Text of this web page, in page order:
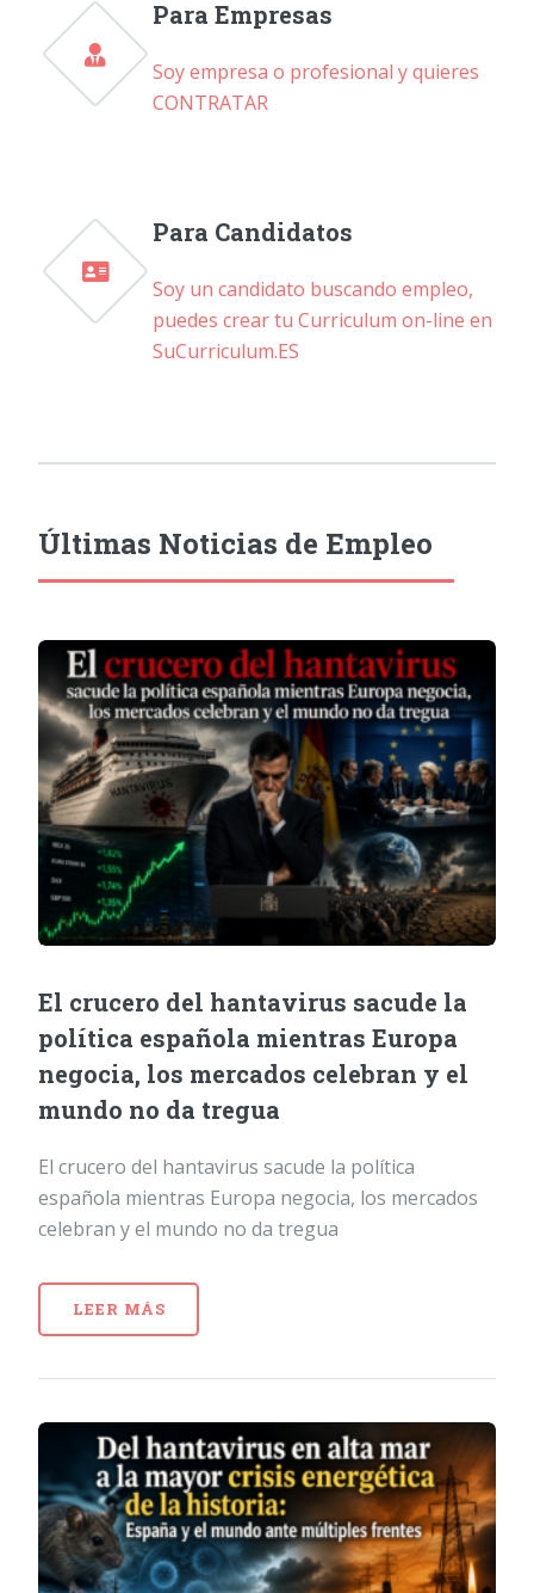
Para Empresas
Soy empresa o profesional y quieres
CONTRATAR
Para Candidatos
Soy un candidato buscando empleo,
puedes crear tu Curriculum on-line en
SuCurriculum.ES
Últimas Noticias de Empleo
El crucero del hantavirus sacude la
política española mientras Europa
negocia, los mercados celebran y el
mundo no da tregua
El crucero del hantavirus sacude la política
española mientras Europa negocia, los mercados
celebran y el mundo no da tregua
LEER MÁS